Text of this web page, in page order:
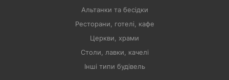
Альтанки та бесідки
Ресторани, готелі, кафе
Церкви, храми
Столи, лавки, качелі
Інші типи будівель